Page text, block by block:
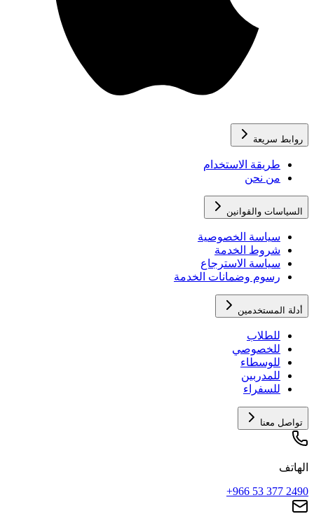
روابط سريعة
طريقة الاستخدام
من نحن
السياسات والقوانين
سياسة الخصوصية
شروط الخدمة
سياسة الاسترجاع
رسوم وضمانات الخدمة
أدلة المستخدمين
للطلاب
للخصوصي
للوسطاء
للمدربين
للسفراء
تواصل معنا
الهاتف
+966 53 377 2490